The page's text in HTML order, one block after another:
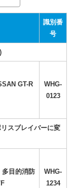
識別番
号
GT-R
WHG-
0123
スブレイバーに変
多目的消防
WHG-
1234